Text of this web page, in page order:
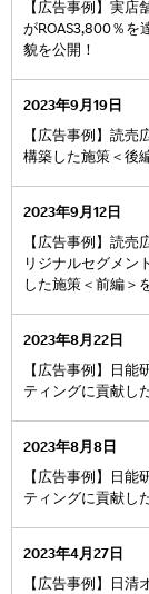
【広告事例】実店
がROAS3,800％を
貌を公開！
2023年9月19日
【広告事例】読売
構築した施策＜後
2023年9月12日
【広告事例】読売
リジナルセグメン
した施策＜前編＞
2023年8月22日
【広告事例】日能
ティングに貢献し
2023年8月8日
【広告事例】日能
ティングに貢献し
2023年4月27日
【広告事例】日清